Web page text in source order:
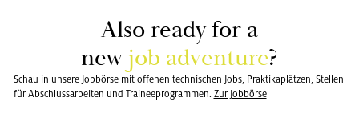
Also ready for a
new job ad­ven­ture?
Schau in unsere Jobbörse mit offenen technischen Jobs, Praktikaplätzen, Stellen
für Abschlussarbeiten und Traineeprogrammen. Zur Job­bör­se